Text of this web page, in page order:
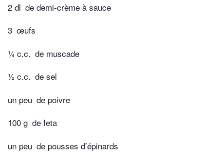
2 dl de demi-crème à sauce
3 œufs
¼ c.c. de muscade
½ c.c. de sel
un peu de poivre
100 g de feta
un peu de pousses d’épinards